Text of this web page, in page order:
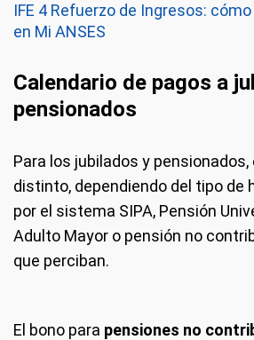
IFE 4 Refuerzo de Ingresos:
en Mi ANSES
Calendario de pagos a
pensionados
Para los jubilados y
distinto, dependiendo del tipo de
por el sistema SIPA, Pensión
Adulto Mayor o pensión no
que perciban.
El bono para pensiones no